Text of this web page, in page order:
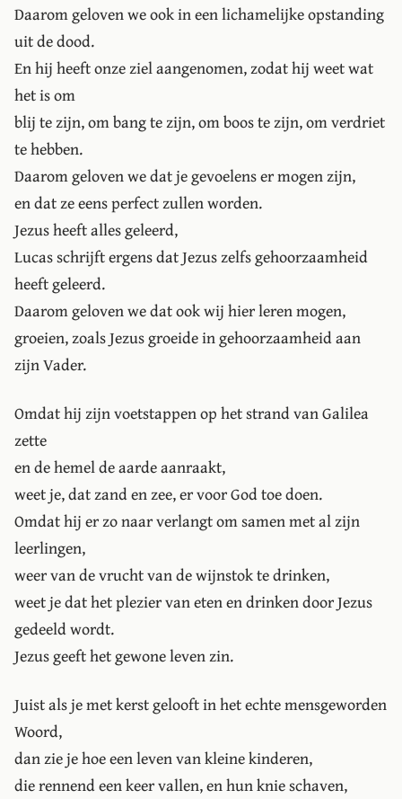
Daarom geloven we ook in een lichamelijke opstanding
uit de dood.
En hij heeft onze ziel aangenomen, zodat hij weet wat
het is om
blij te zijn, om bang te zijn, om boos te zijn, om verdriet
te hebben.
Daarom geloven we dat je gevoelens er mogen zijn,
en dat ze eens perfect zullen worden.
Jezus heeft alles geleerd,
Lucas schrijft ergens dat Jezus zelfs gehoorzaamheid
heeft geleerd.
Daarom geloven we dat ook wij hier leren mogen,
groeien, zoals Jezus groeide in gehoorzaamheid aan
zijn Vader.
Omdat hij zijn voetstappen op het strand van Galilea
zette
en de hemel de aarde aanraakt,
weet je, dat zand en zee, er voor God toe doen.
Omdat hij er zo naar verlangt om samen met al zijn
leerlingen,
weer van de vrucht van de wijnstok te drinken,
weet je dat het plezier van eten en drinken door Jezus
gedeeld wordt.
Jezus geeft het gewone leven zin.
Juist als je met kerst gelooft in het echte mensgeworden
Woord,
dan zie je hoe een leven van kleine kinderen,
die rennend een keer vallen, en hun knie schaven,